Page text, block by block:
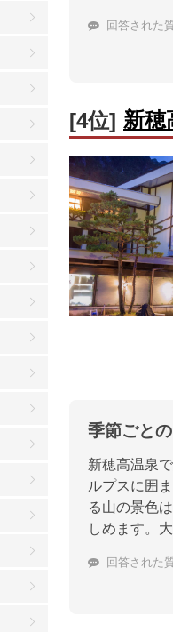
回答された
[4位] 新
季節ごと
新穂高温泉
ルプスに囲
る山の景色
しめます。
回答された